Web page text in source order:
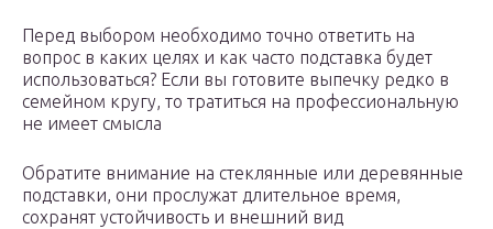
Перед выбором необходимо точно ответить на
вопрос в каких целях и как часто подставка будет
использоваться? Если вы готовите выпечку редко в
семейном кругу, то тратиться на профессиональную
не имеет смысла
Обратите внимание на стеклянные или деревянные
подставки, они прослужат длительное время,
сохранят устойчивость и внешний вид